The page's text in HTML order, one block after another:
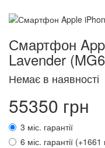
Смартфон
Lavender
Немає в наявності
55350 грн
3 міс. гарантії
6 міс. гарантії (+1661